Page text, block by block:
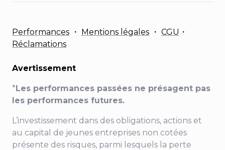
Performances ・ Mentions légales ・ CGU ・
Réclamations
Avertissement
*Les performances passées ne présagent pas
les performances futures.
L’investissement dans des obligations, actions et
au capital de jeunes entreprises non cotées
présente des risques, parmi lesquels la perte